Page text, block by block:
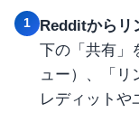
1 Redditからリ
下の「共有」
ュー）、「
レディットや